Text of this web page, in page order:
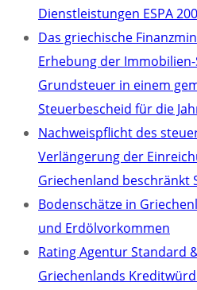
Dienstleistungen ESPA
Das griechische
Erhebung der
Grundsteuer in einem
Steuerbescheid für die
Nachweispflicht des
Verlängerung der
Griechenland beschränkt
Bodenschätze in
und Erdölvorkommen
Rating Agentur Standard
Griechenlands